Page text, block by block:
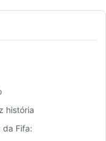
história
da Fifa: